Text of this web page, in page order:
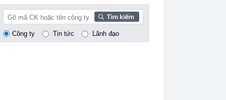
Công ty Tin tức Lãnh đạo